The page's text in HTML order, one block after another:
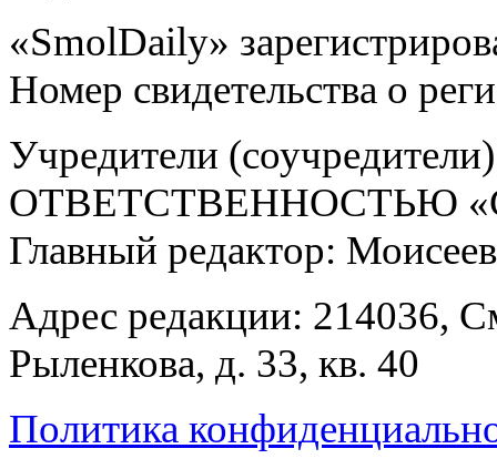
«SmolDaily»
Номер свидетельства о
Учредители
ОТВЕТСТВЕННОСТЬЮ
Главный редактор:
Адрес редакции: 214036,
Рыленкова, д. 33, кв. 40
Политика